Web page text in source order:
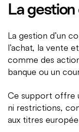
La
La gestion d’un
l’achat, la vente
comme des
banque ou un
Ce support offre
ni restrictions,
aux titres